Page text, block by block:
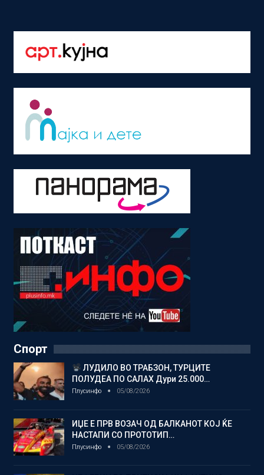
Спорт
ЛУДИЛО ВО ТРАБЗОН, ТУРЦИТЕ
ПОЛУДЕА ПО САЛАХ Дури 25.000…
Плусинфо 05/08/2026
ИЏЕ Е ПРВ ВОЗАЧ ОД БАЛКАНОТ КОЈ ЌЕ
НАСТАПИ СО ПРОТОТИП…
Плусинфо 05/08/2026